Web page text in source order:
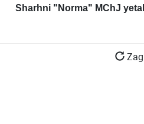
Sharhni "Norma" MChJ